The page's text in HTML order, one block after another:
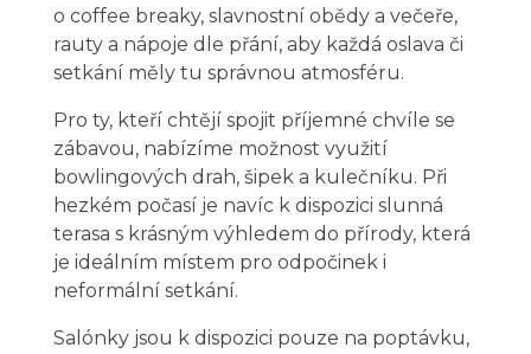
o coffee breaky, slavnostní obědy a večeře,
rauty a nápoje dle přání, aby každá oslava či
setkání měly tu správnou atmosféru.
Pro ty, kteří chtějí spojit příjemné chvíle se
zábavou, nabízíme možnost využití
bowlingových drah, šipek a kulečníku. Při
hezkém počasí je navíc k dispozici slunná
terasa s krásným výhledem do přírody, která
je ideálním místem pro odpočinek i
neformální setkání.
Salónky jsou k dispozici pouze na poptávku,